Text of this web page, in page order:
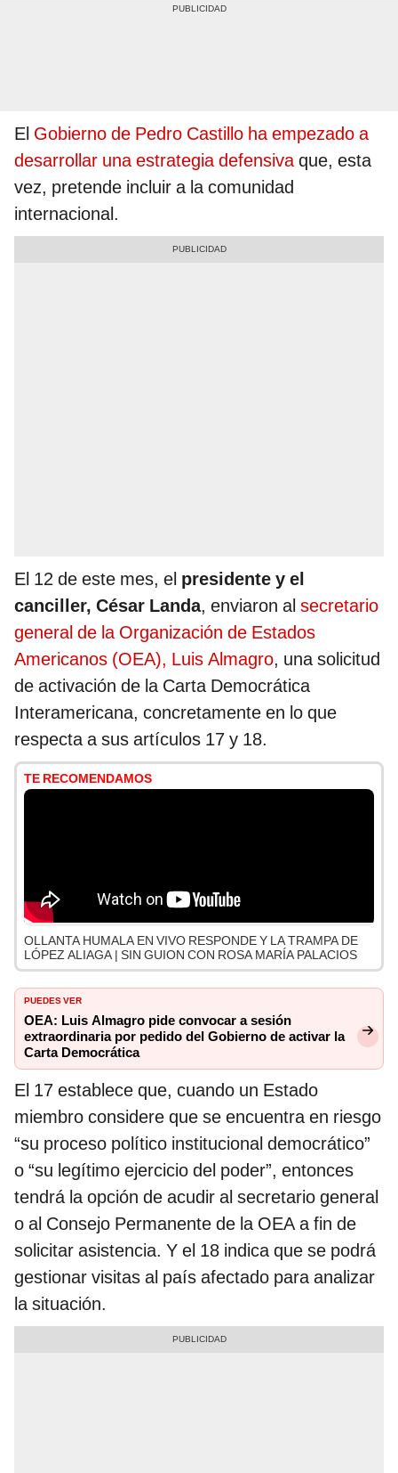
El Gobierno de Pedro Castillo ha empezado a
desarrollar una estrategia defensivaque, esta
vez, pretende incluir a la comunidad
internacional.
El 12 de este mes, el presidente y el
canciller, César Landa, enviaron al secretario
general de la Organización de Estados
Americanos (OEA), Luis Almagro, una solicitud
de activación de la Carta Democrática
Interamericana, concretamente en lo que
respecta a sus artículos 17 y 18.
TE RECOMENDAMOS
OLLANTA HUMALA EN VIVO RESPONDE Y LA TRAMPA DE
LÓPEZ ALIAGA | SIN GUION CON ROSA MARÍA PALACIOS
PUEDES VER
OEA: Luis Almagro pide convocar a sesión
extraordinaria por pedido del Gobierno de activar la
Carta Democrática
El 17 establece que, cuando un Estado
miembro considere que se encuentra en riesgo
“su proceso político institucional democrático”
o “su legítimo ejercicio del poder”, entonces
tendrá la opción de acudir al secretario general
o al Consejo Permanente de la OEA a fin de
solicitar asistencia. Y el 18 indica que se podrá
gestionar visitas al país afectado para analizar
la situación.